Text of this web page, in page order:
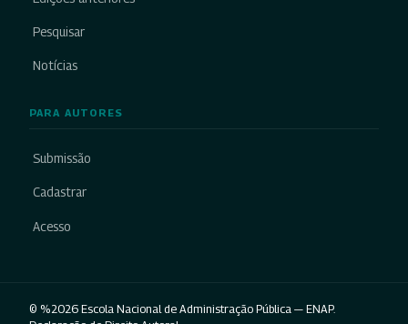
Pesquisar
Notícias
PARA AUTORES
Submissão
Cadastrar
Acesso
© %2026 Escola Nacional de Administração Pública — ENAP.